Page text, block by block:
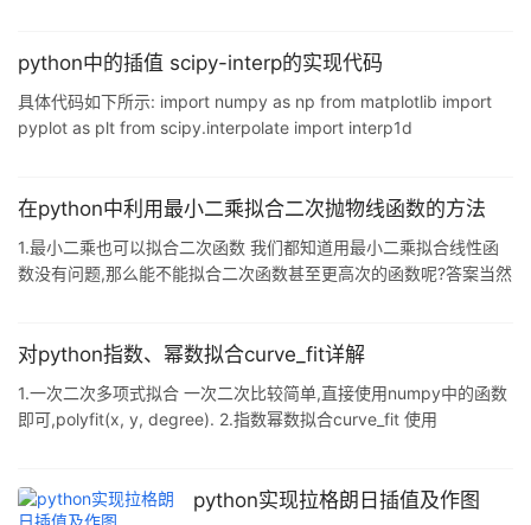
python中的插值 scipy-interp的实现代码
具体代码如下所示: import numpy as np from matplotlib import
pyplot as plt from scipy.interpolate import interp1d
f2=interp1d(x,y,kind='cubic')#三次样条插值
在python中利用最小二乘拟合二次抛物线函数的方法
1.最小二乘也可以拟合二次函数 我们都知道用最小二乘拟合线性函
数没有问题,那么能不能拟合二次函数甚至更高次的函数呢?答案当然
个我们需要求解的参数.为了确定a.b.c,我们需要根据给定的样本,然
本点距离f(x)的距离平方和最小.用什么方法来调整这些参数呢?最常
见的自然就是我们的梯度下降
对python指数、幂数拟合curve_fit详解
1.一次二次多项式拟合 一次二次比较简单,直接使用numpy中的函数
即可,polyfit(x, y, degree). 2.指数幂数拟合curve_fit 使用
import numpy as np def func(x, a, b, c): return a * np.exp(-b *
python实现拉格朗日插值及作图